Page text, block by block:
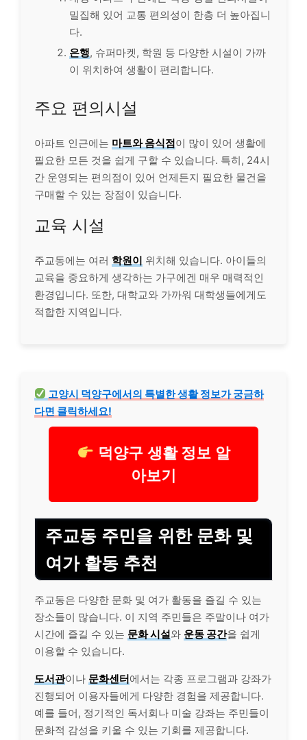
밀집해 있어 교통 편의성이 한층 더 높아집니
다.
은행, 슈퍼마켓, 학원 등 다양한 시설이 가까
이 위치하여 생활이 편리합니다.
주요 편의시설
아파트 인근에는 마트와 음식점이 많이 있어 생활에
필요한 모든 것을 쉽게 구할 수 있습니다. 특히, 24시
간 운영되는 편의점이 있어 언제든지 필요한 물건을
구매할 수 있는 장점이 있습니다.
교육 시설
주교동에는 여러 학원이 위치해 있습니다. 아이들의
교육을 중요하게 생각하는 가구에겐 매우 매력적인
환경입니다. 또한, 대학교와 가까워 대학생들에게도
적합한 지역입니다.
고양시 덕양구에서의 특별한 생활 정보가 궁금하
다면 클릭하세요!
덕양구 생활 정보 알
아보기
주교동 주민을 위한 문화 및
여가 활동 추천
주교동은 다양한 문화 및 여가 활동을 즐길 수 있는
장소들이 많습니다. 이 지역 주민들은 주말이나 여가
시간에 즐길 수 있는 문화 시설와 운동 공간을 쉽게
이용할 수 있습니다.
도서관이나 문화센터에서는 각종 프로그램과 강좌가
진행되어 이용자들에게 다양한 경험을 제공합니다.
예를 들어, 정기적인 독서회나 미술 강좌는 주민들이
문화적 감성을 키울 수 있는 기회를 제공합니다.